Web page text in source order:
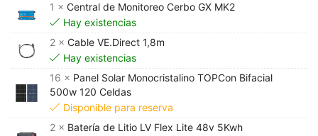
1 × Central de Monitoreo Cerbo GX MK2
Hay existencias
2 × Cable VE.Direct 1,8m
Hay existencias
16 × Panel Solar Monocristalino TOPCon Bifacial
500w 120 Celdas
Disponible para reserva
2 × Batería de Litio LV Flex Lite 48v 5Kwh